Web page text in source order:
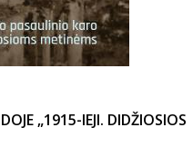
„1915-IEJI. DIDŽIOSIOS